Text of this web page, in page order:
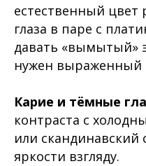
естественный цвет
глаза в паре с
давать «вымытый»
нужен выраженный
Карие и тёмные
контраста с
или скандинавский
яркости взгляду.